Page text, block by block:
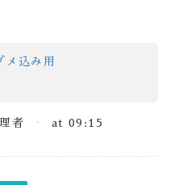
メ込み用
者 at 09:15